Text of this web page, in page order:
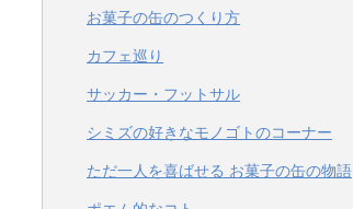
お菓子の缶のつくり方
カフェ巡り
サッカー・フットサル
シミズの好きなモノゴトのコーナー
ただ一人を喜ばせる お菓子の缶の物語